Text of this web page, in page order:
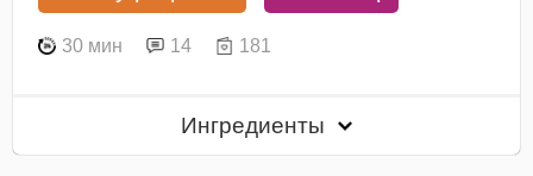
30 мин 14 181
Ингредиенты